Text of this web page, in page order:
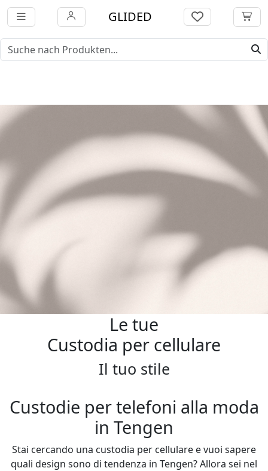
GLIDED
Le tue
Custodia per cellulare
Il tuo stile
Custodie per telefoni alla moda
in Tengen
Stai cercando una custodia per cellulare e vuoi sapere
quali design sono di tendenza in Tengen? Allora sei nel